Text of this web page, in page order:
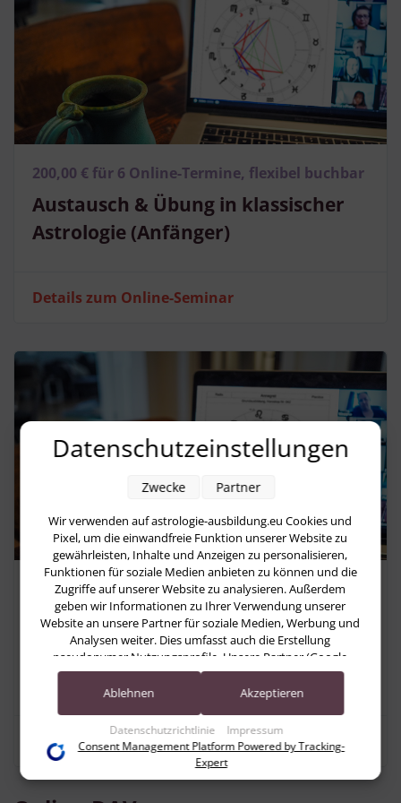
200,00 € für 6 Online-Termine, flexibel buchbar
Austausch & Übung in klassischer
Astrologie (Anfänger)
Details zum Online-Seminar
200,00 € für 6 Online-Termine, flexibel buchbar
Austausch & Übung in klassischer
Astrologie (Fortgeschrittene &
Ehemalige)
Details zum Online-Seminar
Datenschutzeinstellungen
Wir verwenden auf astrologie-ausbildung.eu Cookies und
Pixel, um die einwandfreie Funktion unserer Website zu
gewährleisten, Inhalte und Anzeigen zu personalisieren,
Funktionen für soziale Medien anbieten zu können und die
Zugriffe auf unserer Website zu analysieren. Außerdem
geben wir Informationen zu Ihrer Verwendung unserer
Website an unsere Partner für soziale Medien, Werbung und
Analysen weiter. Dies umfasst auch die Erstellung
pseudonymer Nutzungsprofile. Unsere Partner (Google
Advertising Products) führen diese Informationen
möglicherweise mit weiteren Daten zusammen, die Sie ihnen
Accounts) oder welche sie im Rahmen Ihrer Nutzung der
Dienste gesammelt haben (bspw. Nutzungsdaten anderer
Geräte). Ihre Einwilligung zur Nutzung von Cookies und
Pixeln können Sie jederzeit widerrufen, indem Sie auf den
Datenschutzrichtlinie Impressum
Zwecke Partner
Ablehnen Akzeptieren
Consent Management Platform Powered by Tracking-
Expert